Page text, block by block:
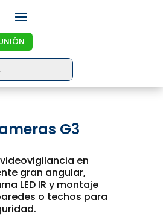
G3
en
gran angular,
LED IR y montaje
o techos para